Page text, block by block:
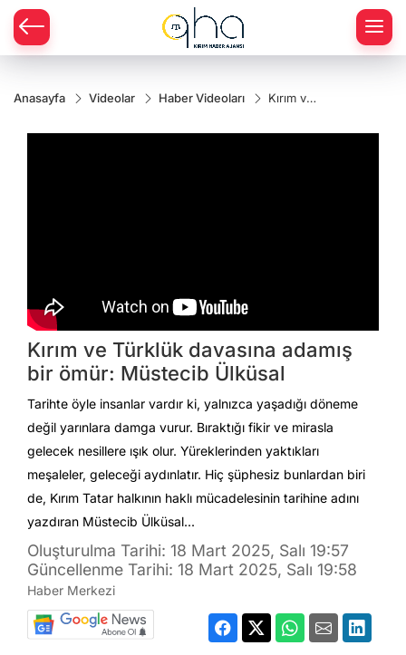
Anasayfa Videolar Haber Videoları
Kırım ve
Kırım ve Türklük davasına adamış
bir ömür: Müstecib Ülküsal
Tarihte öyle insanlar vardır ki, yalnızca yaşadığı döneme
değil yarınlara damga vurur. Bıraktığı fikir ve mirasla
gelecek nesillere ışık olur. Yüreklerinden yaktıkları
meşaleler, geleceği aydınlatır. Hiç şüphesiz bunlardan biri
de, Kırım Tatar halkının haklı mücadelesinin tarihine adını
yazdıran Müstecib Ülküsal...
Oluşturulma Tarihi: 18 Mart 2025, Salı 19:57
Güncellenme Tarihi: 18 Mart 2025, Salı 19:58
Haber Merkezi